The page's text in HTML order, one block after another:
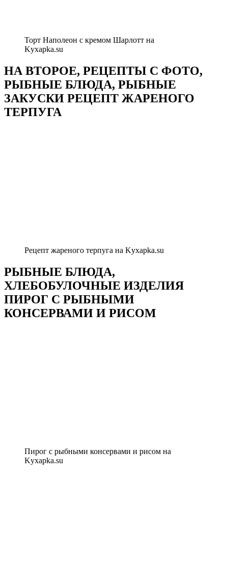
Торт Наполеон с кремом Шарлотт на
Kyxapka.su
НА ВТОРОЕ, РЕЦЕПТЫ С ФОТО,
РЫБНЫЕ БЛЮДА, РЫБНЫЕ
ЗАКУСКИ РЕЦЕПТ ЖАРЕНОГО
ТЕРПУГА
Рецепт жареного терпуга на Kyxapka.su
РЫБНЫЕ БЛЮДА,
ХЛЕБОБУЛОЧНЫЕ ИЗДЕЛИЯ
ПИРОГ С РЫБНЫМИ
КОНСЕРВАМИ И РИСОМ
Пирог с рыбными консервами и рисом на
Kyxapka.su